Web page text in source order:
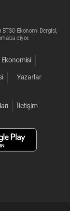
BTSO Ekonomi Dergisi,
diyor.
Ekonomisi
Yazarlar
İletişim